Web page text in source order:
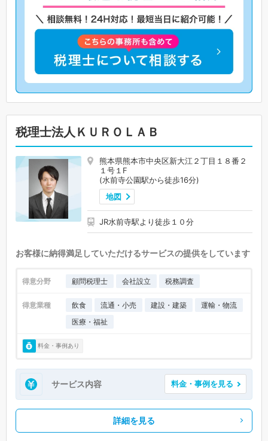
税理士法人ＫＵＲＯＬＡＢ
熊本県熊本市中央区新大江２丁目１８番２
１号１F
(水前寺公園駅から徒歩16分)
地図
JR水前寺駅より徒歩１０分
お客様に納得満足していただけるサービスの提供をしています
得意分野 顧問税理士 会社設立 税務調査
得意業種 飲食 流通・小売 建設・建築
運輸・物流
医療・福祉
料金・事例あり
サービス内容 料金・事例を見る
詳細を見る